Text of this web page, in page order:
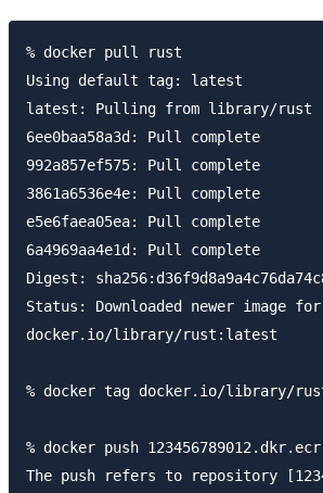
% docker pull rust
Using default tag: latest
latest: Pulling from library/rust
6ee0baa58a3d: Pull complete
992a857ef575: Pull complete
3861a6536e4e: Pull complete
e5e6faea05ea: Pull complete
6a4969aa4e1d: Pull complete
Digest:
Status: Downloaded newer image
docker.io/library/rust:latest
% docker tag docker.io/library/
% docker push
The push refers to repository